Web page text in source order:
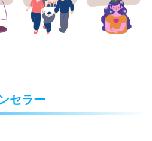
セラー